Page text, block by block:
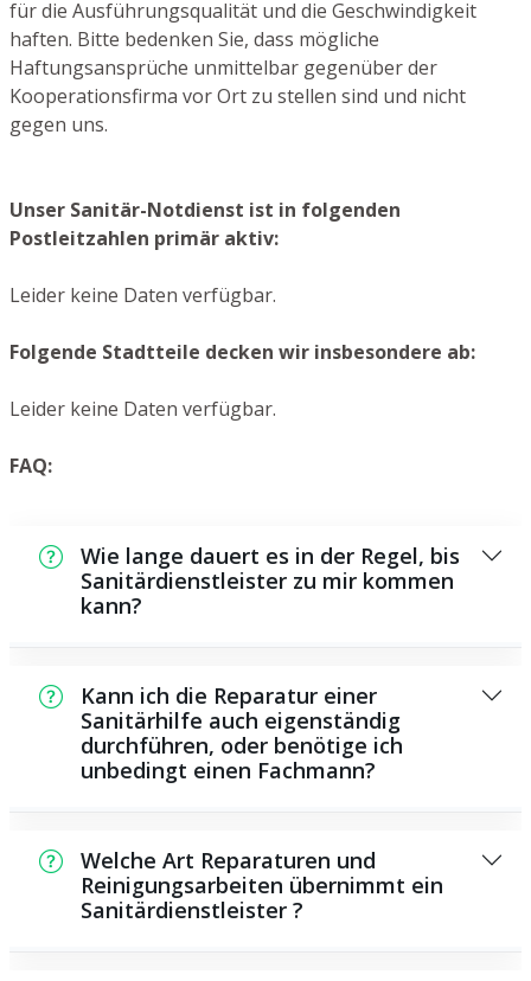
für die Ausführungsqualität und die Geschwindigkeit
haften. Bitte bedenken Sie, dass mögliche
Haftungsansprüche unmittelbar gegenüber der
Kooperationsfirma vor Ort zu stellen sind und nicht
gegen uns.
Unser Sanitär-Notdienst ist in folgenden
Postleitzahlen primär aktiv:
Leider keine Daten verfügbar.
Folgende Stadtteile decken wir insbesondere ab:
Leider keine Daten verfügbar.
FAQ:
Wie lange dauert es in der Regel, bis
Sanitärdienstleister zu mir kommen
kann?
kurzen Zeitraum bei Ihnen vor Ort sein. Das
hängt unter anderem von der Auftragslage
zu diesem Zeitraum ab sowie von der
Verkehrssituation und der örtlichen
Kann ich die Reparatur einer
Sanitärhilfe auch eigenständig
durchführen, oder benötige ich
unbedingt einen Fachmann?
Wartungsarbeiten, die Sie eigenständig
durchführen können, beispielsweise das
Verwenden von Rohrreinigern aus dem
Welche Art Reparaturen und
Reinigungsarbeiten übernimmt ein
Sanitärdienstleister ?